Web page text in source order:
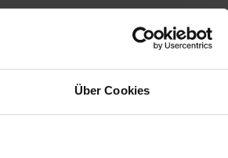
Über Cookies